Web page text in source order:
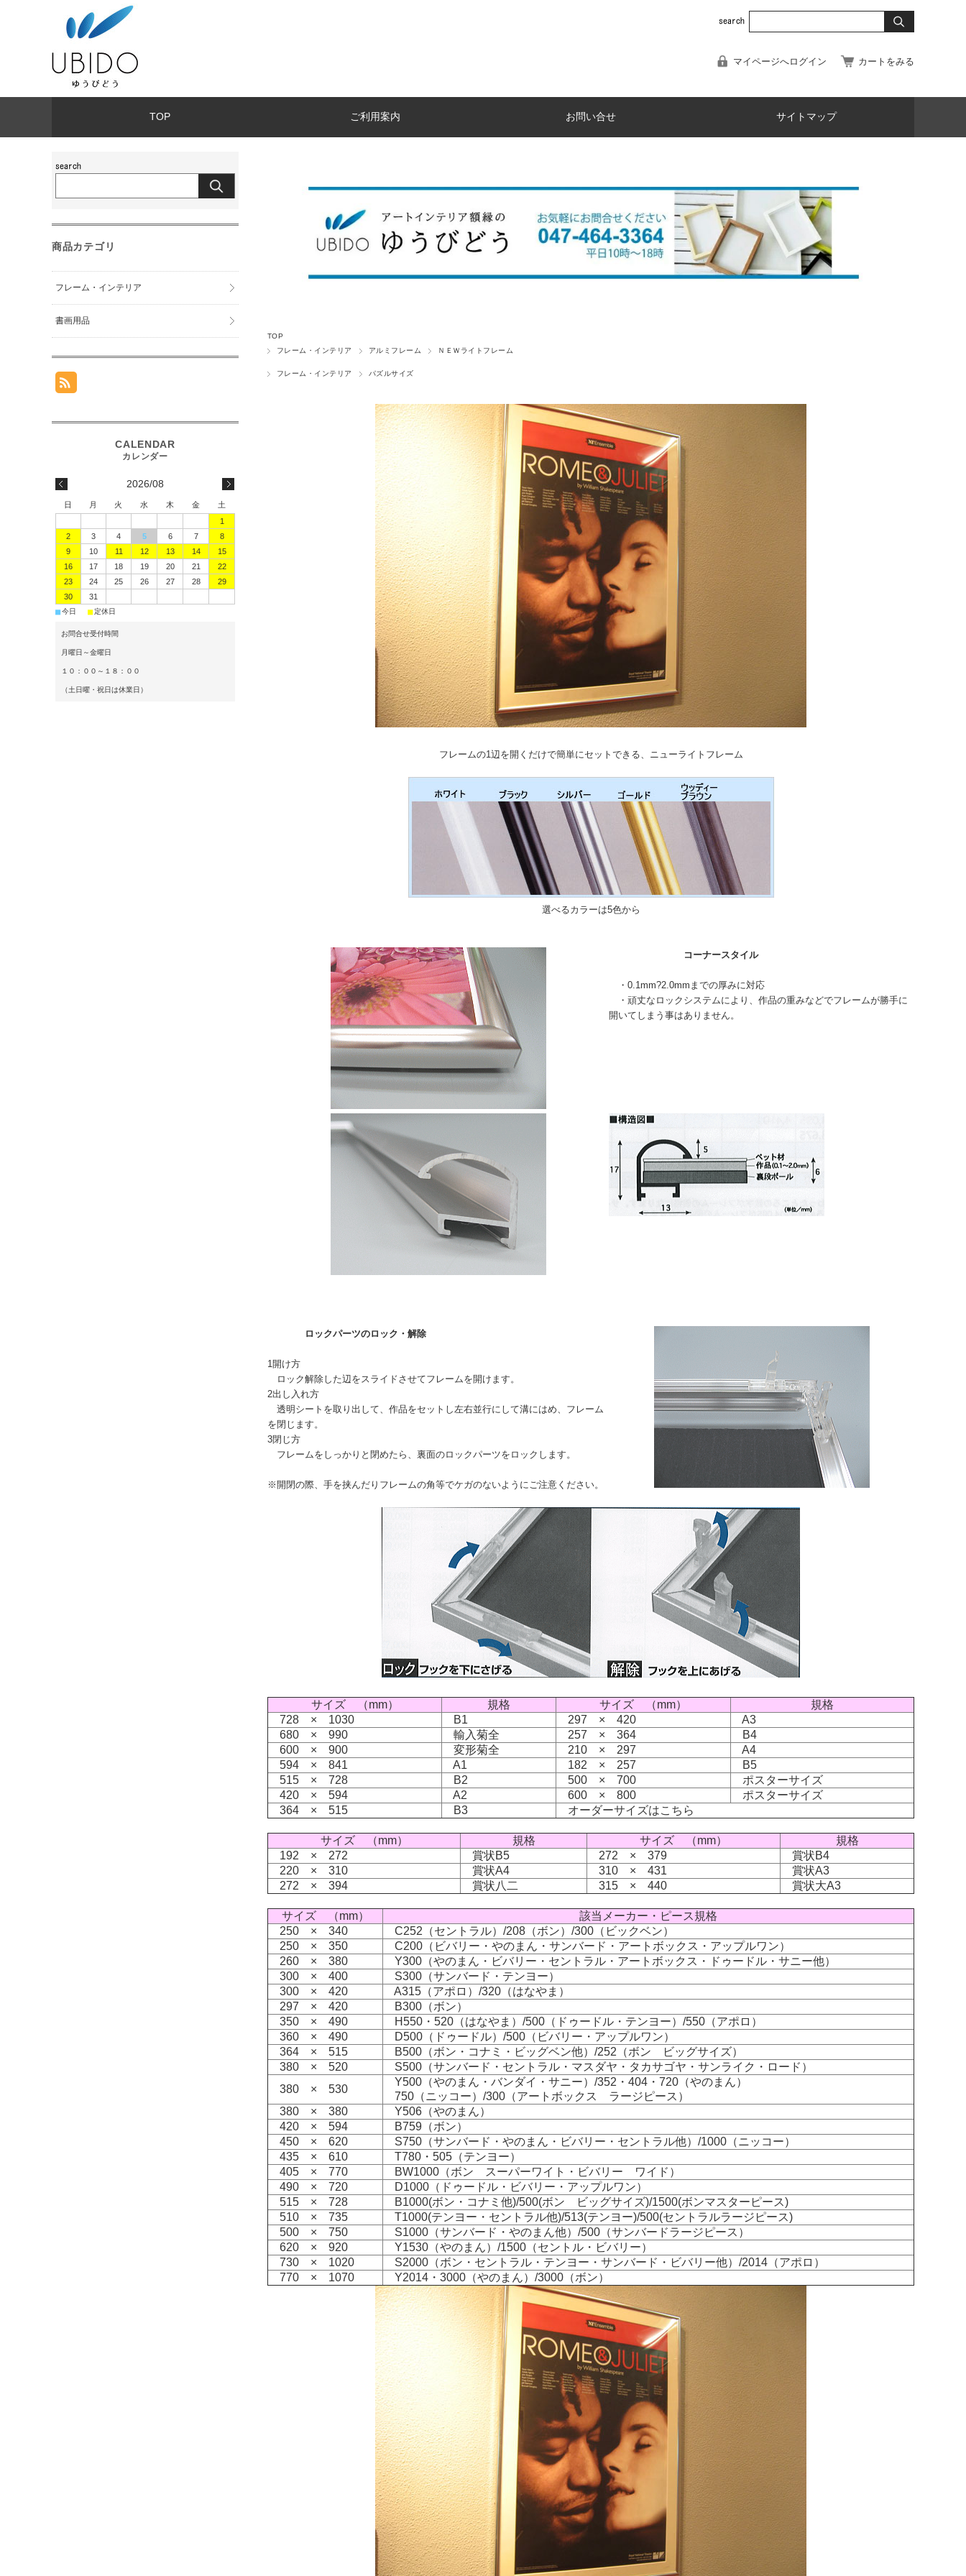
マイページへログイン カートをみる
TOP ご利用案内 お問い合せ サイトマップ
TOP
フレーム・インテリア
アルミフレーム ＮＥＷライトフレーム
フレーム・インテリア パズルサイズ
フレームの1辺を開くだけで簡単にセットできる、ニューライトフレーム
選べるカラーは5色から
コーナースタイル
・0.1mm?2.0mmまでの厚みに対応
・頑丈なロックシステムにより、作品の重みなどでフレームが勝手に
開いてしまう事はありません。
ロックパーツのロック・解除
1開け方
ロック解除した辺をスライドさせてフレームを開けます。
2出し入れ方
透明シートを取り出して、作品をセットし左右並行にして溝にはめ、フレーム
を閉じます。
3閉じ方
フレームをしっかりと閉めたら、裏面のロックパーツをロックします。
※開閉の際、手を挟んだりフレームの角等でケガのないようにご注意ください。
サイズ （mm） 規格 サイズ （mm）
規格
728 × 1030
B1 297 × 420
A3
680 × 990
輸入菊全 257 × 364
B4
600 × 900
変形菊全 210 × 297
A4
594 × 841
A1 182 × 257
B5
515 × 728
B2 500 × 700
ポスターサイズ
420 × 594
A2 600 × 800
ポスターサイズ
364 × 515
B3 オーダーサイズはこちら
サイズ （mm） 規格 サイズ （mm）
規格
192 × 272
賞状B5 272 × 379
賞状B4
220 × 310
賞状A4 310 × 431
賞状A3
272 × 394
賞状八二 315 × 440 賞状大A3
サイズ （mm）
該当メーカー・ピース規格
250 × 340
C252（セントラル）/208（ボン）/300（ビックベン）
250 × 350
C200（ビバリー・やのまん・サンバード・アートボックス・アップルワン）
260 × 380
Y300（やのまん・ビバリー・セントラル・アートボックス・ドゥードル・サニー他）
300 × 400
S300（サンバード・テンヨー）
300 × 420
A315（アポロ）/320（はなやま）
297 × 420
B300（ボン）
350 × 490
H550・520（はなやま）/500（ドゥードル・テンヨー）/550（アポロ）
360 × 490
D500（ドゥードル）/500（ビバリー・アップルワン）
364 × 515
B500（ボン・コナミ・ビッグベン他）/252（ボン ビッグサイズ）
380 × 520
S500（サンバード・セントラル・マスダヤ・タカサゴヤ・サンライク・ロード）
380 × 530
Y500（やのまん・バンダイ・サニー）/352・404・720（やのまん）
750（ニッコー）/300（アートボックス ラージピース）
380 × 380
Y506（やのまん）
420 × 594
B759（ボン）
450 × 620
S750（サンバード・やのまん・ビバリー・セントラル他）/1000（ニッコー）
435 × 610
T780・505（テンヨー）
405 × 770
BW1000（ボン スーパーワイト・ビバリー ワイド）
490 × 720
D1000（ドゥードル・ビバリー・アップルワン）
515 × 728
B1000(ボン・コナミ他)/500(ボン ビッグサイズ)/1500(ボンマスターピース)
510 × 735
T1000(テンヨー・セントラル他)/513(テンヨー)/500(セントラルラージピース)
500 × 750
S1000（サンバード・やのまん他）/500（サンバードラージピース）
620 × 920
Y1530（やのまん）/1500（セントル・ビバリー）
730 × 1020
S2000（ボン・セントラル・テンヨー・サンバード・ビバリー他）/2014（アポロ）
770 × 1070
Y2014・3000（やのまん）/3000（ボン）
商品カテゴリ
フレーム・インテリア
書画用品
2026/08
日 月 火 水 木 金
土
1
2
3 4 5 6 7
8
9
10 11 12 13 14
15
16
17 18 19 20 21
22
23
24 25 26 27 28
29
30
31
■今日 ■定休日
お問合せ受付時間
月曜日～金曜日
１０：００～１８：００
（土日曜・祝日は休業日）